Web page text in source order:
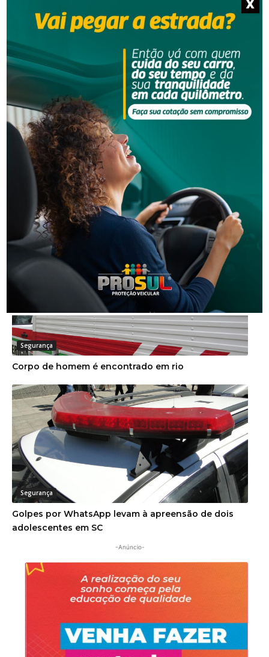
NOTÍCIAS RELACIONADAS
Segurança
Grave acidente na BR-101 envolvendo dois
caminhões deixa um motorista morto
Segurança
Corpo de homem é encontrado em rio
Segurança
Golpes por WhatsApp levam à apreensão de dois
adolescentes em SC
-Anúncio-
X